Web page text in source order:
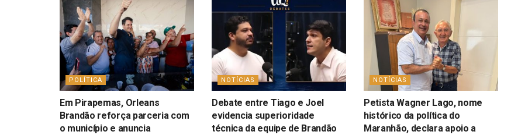
POLÍTICA
Em Pirapemas, Orleans
Brandão reforça parceria com
o município e anuncia
NOTÍCIAS
Debate entre Tiago e Joel
evidencia superioridade
técnica da equipe de Brandão
NOTÍCIAS
Petista Wagner Lago, nome
histórico da política do
Maranhão, declara apoio a